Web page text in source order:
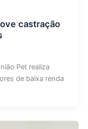
castração
Pet realiza
de baixa renda